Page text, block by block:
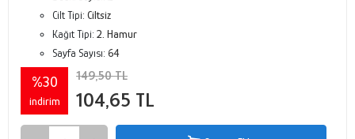
Cilt Tipi: Ciltsiz
Kağıt Tipi: 2. Hamur
Sayfa Sayısı: 64
%30
indirim
149,50 TL
104,65 TL